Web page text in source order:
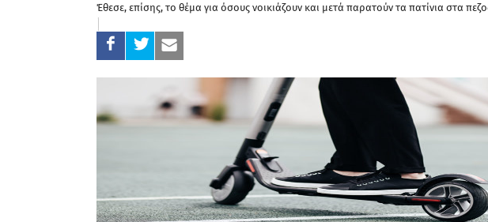
Έθεσε, επίσης, το θέμα για όσους νοικιάζουν και μετά παρατούν τα πατίνια στα